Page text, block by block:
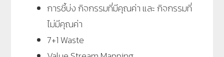
การชี้บ่ง กิจกรรมที่มีคุณค่า และ กิจกรรมที่
ไม่มีคุณค่า
7+1 Waste